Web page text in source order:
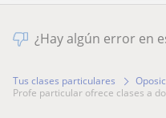
¿Hay algún error en
Tus clases particulares
profe particular ofrece clases a